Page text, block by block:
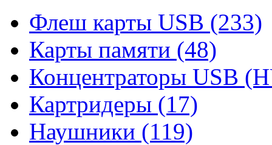
Флеш карты USB (233)
Карты памяти (48)
Концентраторы USB
Картридеры (17)
Наушники (119)